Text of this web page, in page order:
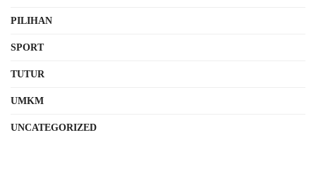
PILIHAN
SPORT
TUTUR
UMKM
UNCATEGORIZED